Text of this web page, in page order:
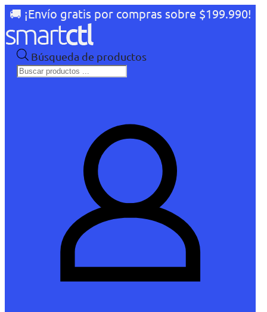
🚚 ¡Envío gratis por compras sobre $199.990!
Búsqueda de productos